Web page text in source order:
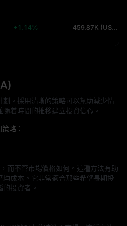
+1.14% 459.87K (USDT)
劃。採用清晰的策略可以幫助減少情
着時間的推移建立投資信心。
略：
而不管市場價格如何。這種方法有助
均成本。它非常適合那些希望長期投
投資者。